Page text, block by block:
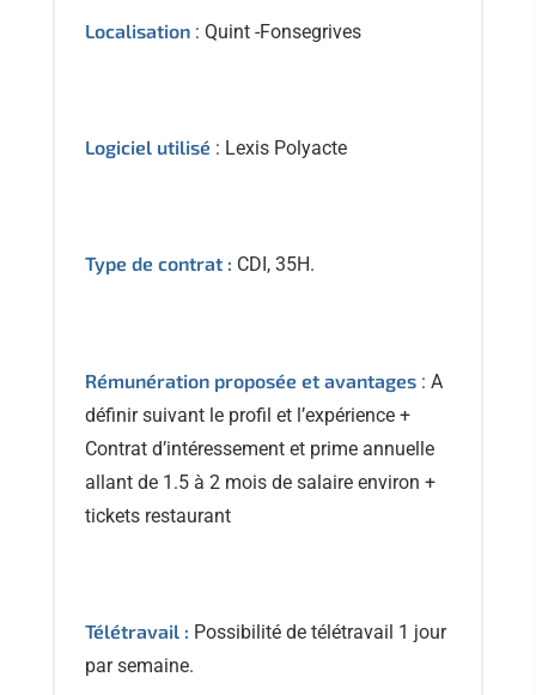
Localisation : Quint -Fonsegrives
Logiciel utilisé : Lexis Polyacte
Type de contrat : CDI, 35H.
Rémunération proposée et avantages : A
définir suivant le profil et l’expérience +
Contrat d’intéressement et prime annuelle
allant de 1.5 à 2 mois de salaire environ +
tickets restaurant
Télétravail : Possibilité de télétravail 1 jour
par semaine.